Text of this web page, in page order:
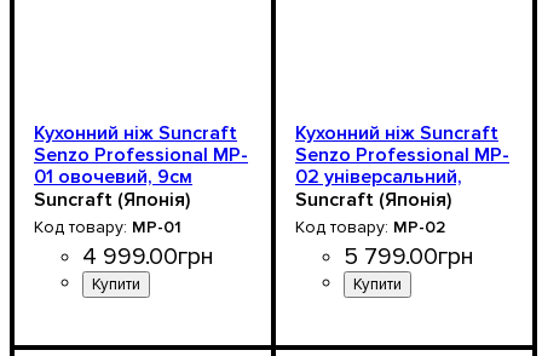
Кухонний ніж Suncraft
Senzo Professional MP-
01 овочевий, 9см
Suncraft (Японія)
MP-01
4 999.00грн
Кухонний ніж Suncraft
Senzo Professional MP-
02 універсальний,
13.5см
Suncraft (Японія)
MP-02
5 799.00грн